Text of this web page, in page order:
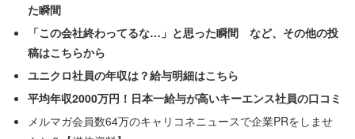
実際、ヨドバシとか行ってみると分かることだが、ガンプ
ラの陳列コーナーだけ見ているとかなり寂しい気持ちにな
ってしまう。しかし模型売り場って広いので、ちゃんと見
渡すとかなりバリエーションに富んだキット群に出会うこ
とができる。
た瞬間
「この会社終わってるな…」と思った瞬間 など、その他の投
稿はこちらから
ユニクロ社員の年収は？給与明細はこちら
平均年収2000万円！日本一給与が高いキーエンス社員の口コミ
メルマガ会員数64万のキャリコネニュースで企業PRをしませ